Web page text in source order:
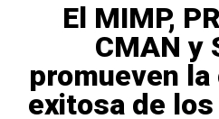
El MIMP,
CMAN y
promueven
exitosa de